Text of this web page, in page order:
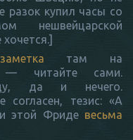
разок купил часы со
нешвейцарской
там на
— читайте сами.
да и нечего.
тезис: «A
этой Фриде весьма